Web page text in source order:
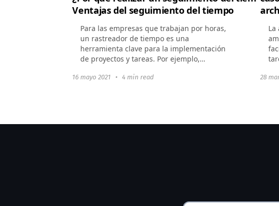
Ventajas del seguimiento del tiempo
Para las empresas que trabajan por horas,
un rastreador de tiempo es una
herramienta clave para la implementación
de proyectos y tareas. Por ejemplo,
de rendimiento...
16 mayo 2021 •4 min read
La
28